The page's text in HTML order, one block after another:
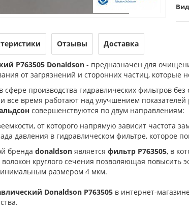
Отзывы Доставка
P763505 Donaldson- предназначен для
от загрязнений и сторонних частиц, которые
производства гидравлических фильтров
все время работают над улучшением показателей
совершенствуются по двум направлениям:
от которого напрямую зависит частота
давления в гидравлическом фильтре, которое
бренда donaldsonявляется фильтр P763505, в
круглого сечения позволяющая повысить
размером 4 мкм.
Donaldson P763505в интернет-